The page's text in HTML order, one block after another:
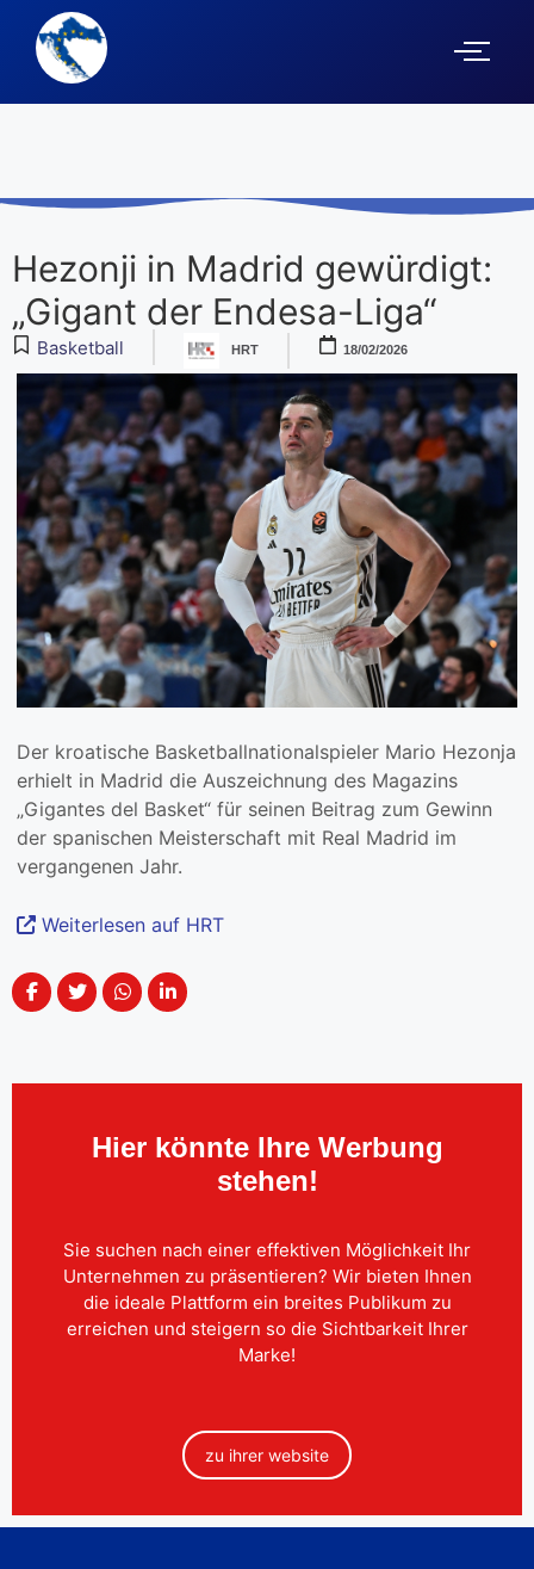
Hezonji in Madrid gewürdigt:
„Gigant der Endesa-Liga“
Basketball HRT 18/02/2026
Der kroatische Basketballnationalspieler Mario Hezonja
erhielt in Madrid die Auszeichnung des Magazins
„Gigantes del Basket“ für seinen Beitrag zum Gewinn
der spanischen Meisterschaft mit Real Madrid im
vergangenen Jahr.
Weiterlesen auf HRT
Hier könnte Ihre Werbung
stehen!
Sie suchen nach einer effektiven Möglichkeit Ihr
Unternehmen zu präsentieren? Wir bieten Ihnen
die ideale Plattform ein breites Publikum zu
erreichen und steigern so die Sichtbarkeit Ihrer
Marke!
zu ihrer website